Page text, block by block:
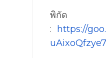
พิกัด
:
https://